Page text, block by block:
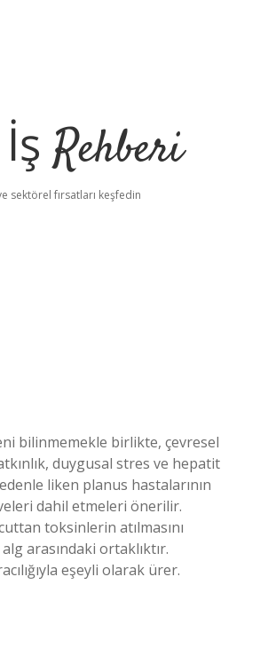
Rehberi
sektörel fırsatları keşfedin
bilinmemekle birlikte, çevresel
duygusal stres ve hepatit
liken planus hastalarının
dahil etmeleri önerilir.
toksinlerin atılmasını
arasındaki ortaklıktır.
eşeyli olarak ürer.